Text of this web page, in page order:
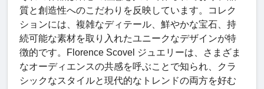
質と創造性へのこだわりを反映しています。コレク
ションには、複雑なディテール、鮮やかな宝石、持
続可能な素材を取り入れたユニークなデザインが特
徴的です。Florence Scovel ジュエリーは、さまざま
なオーディエンスの共感を呼ぶことで知られ、クラ
シックなスタイルと現代的なトレンドの両方を好む